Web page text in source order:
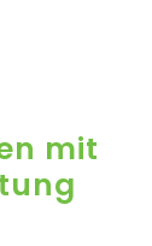
mit